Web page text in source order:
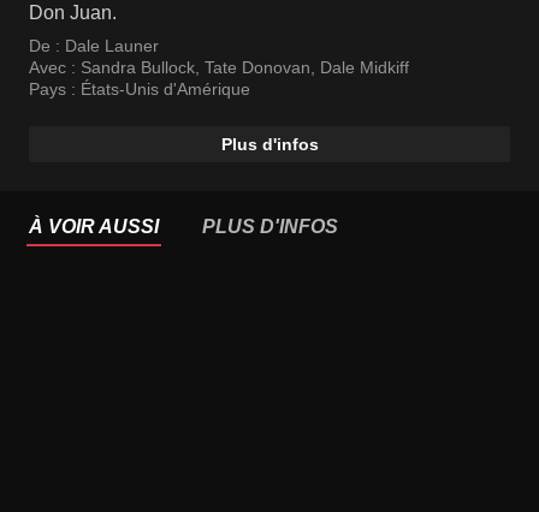
Don Juan.
De : Dale Launer
Avec : Sandra Bullock Tate Donovan
Dale Midkiff
Pays : États-Unis d'Amérique
Plus d'infos
À VOIR AUSSI PLUS D'INFOS